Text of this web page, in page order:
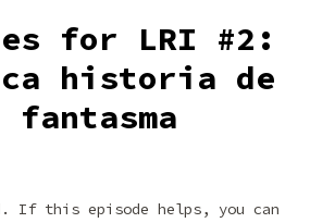
for LRI #2:
historia de
If this episode helps, you can